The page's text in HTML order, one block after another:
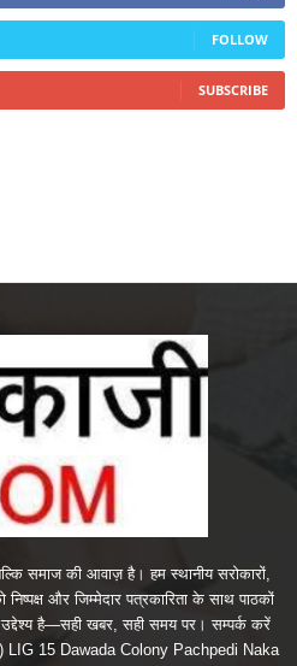
FOLLOW
SUBSCRIBE
समाज की आवाज़ है। हम स्थानीय सरोकारों,
और जिम्मेदार पत्रकारिता के साथ पाठकों
उद्देश्य है—सही खबर, सही समय पर। सम्पर्क करें
LIG 15 Dawada Colony Pachpedi Naka